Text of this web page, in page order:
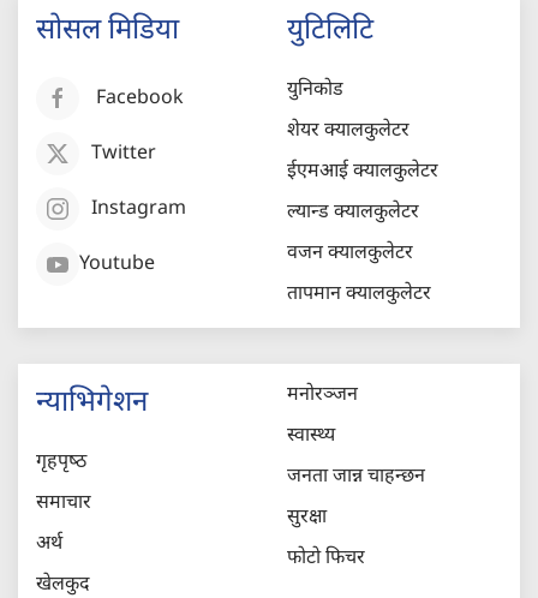
सोसल मिडिया
Facebook
Twitter
Instagram
Youtube
युटिलिटि
युनिकोड
शेयर क्यालकुलेटर
ईएमआई क्यालकुलेटर
ल्यान्ड क्यालकुलेटर
वजन क्यालकुलेटर
तापमान क्यालकुलेटर
न्याभिगेशन
गृहपृष्‍ठ
समाचार
अर्थ
खेलकुद
मनोरञ्जन
स्वास्थ्य
जनता जान्न चाहन्छन
सुरक्षा
फोटो फिचर